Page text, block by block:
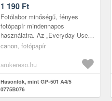
1 190 Ft
Fotólabor minőségű, fényes
fotópapír mindennapos
használatra. Az „Everyday Use
fotópapír segítségével az
fényes bevon...
canon, fotópapír
arukereso.hu
Hasonlók, mint GP-501 A4/5
0775B076